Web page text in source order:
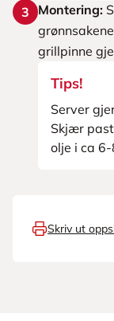
3 Montering:
grillpinne
Tips!
Server
Skjær
olje i ca
Skriv ut